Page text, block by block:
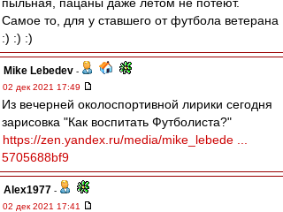
Самое то, для у ставшего от футбола ветерана
:) :) :)
Mike Lebedev -
02 дек 2021 17:49
Из вечерней околоспортивной лирики сегодня
зарисовка "Как воспитать Футболиста?"
https://zen.yandex.ru/media/mike_lebede ...
5705688bf9
Alex1977 -
02 дек 2021 17:41